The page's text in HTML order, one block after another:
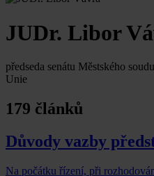
JUDr. Libor
předseda senátu Městského
Unie
179 článků
Důvody vazby
Na počátku řízení, při